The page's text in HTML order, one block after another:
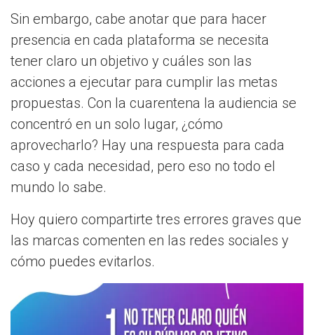
Sin embargo, cabe anotar que para hacer
presencia en cada plataforma se necesita
tener claro un objetivo y cuáles son las
acciones a ejecutar para cumplir las metas
propuestas. Con la cuarentena la audiencia se
concentró en un solo lugar, ¿cómo
aprovecharlo? Hay una respuesta para cada
caso y cada necesidad, pero eso no todo el
mundo lo sabe.
Hoy quiero compartirte tres errores graves que
las marcas comenten en las redes sociales y
cómo puedes evitarlos.